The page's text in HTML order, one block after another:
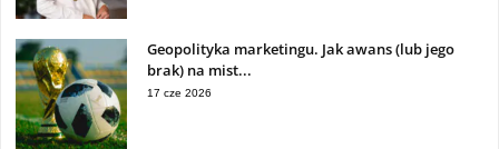
Geopolityka marketingu. Jak awans (lub jego
brak) na mist...
17 cze 2026